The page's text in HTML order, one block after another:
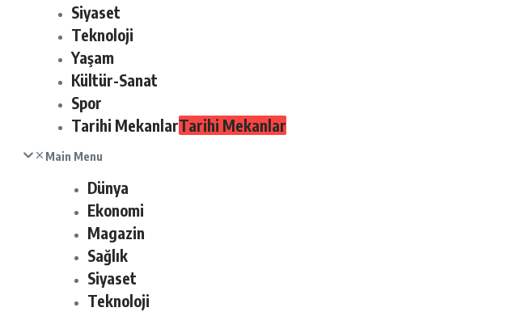
Siyaset
Teknoloji
Yaşam
Kültür-Sanat
Spor
Tarihi MekanlarTarihi Mekanlar
Main Menu
Dünya
Ekonomi
Magazin
Sağlık
Siyaset
Teknoloji